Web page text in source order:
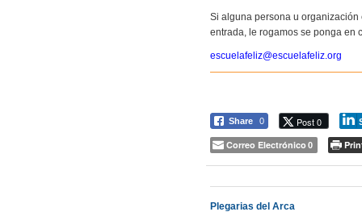
Si alguna persona u
entrada, le rogamos se ponga en
escuelafeliz@escuelafeliz.org
Share 0 Post 0
Correo Electrónico 0
Plegarias del Arca